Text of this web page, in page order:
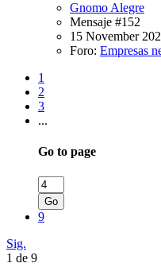
Gnomo Alegre
Mensaje #152
15 November
Foro: Empresas
1
2
3
...
Go to page
Go
9
Sig.
1 de 9